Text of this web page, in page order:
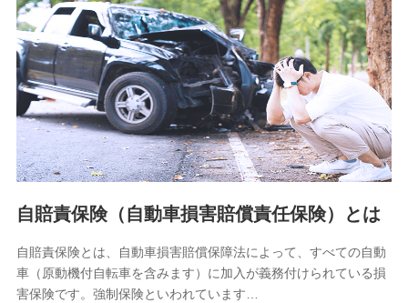
当社の対応品質向上やお問い合わせ内容の正確な把握のため
個人情報保護管理者の職名、連絡先
株式会社ドコモ・インシュアランス 営業部長
〒103-0013 東京都中央区日本橋人形町2-14-10 アーバン
ネット日本橋ビル 3F
株式会社ドコモ・インシュアランス
個人情報の第三者提供について
除き、第三者に提供いたしません。
業務の委託
当社は利用目的の達成に必要な範囲内において個人情報の取
自賠責保険（自動車損害賠償責任保険）とは
自賠責保険とは、自動車損害賠償保障法によって、すべての自動
車（原動機付自転車を含みます）に加入が義務付けられている損
害保険です。強制保険といわれています…